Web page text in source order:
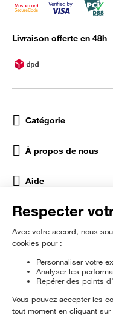
Livraison offerte en 48h
Catégorie
À propos de nous
Aide
Réseaux Sociaux